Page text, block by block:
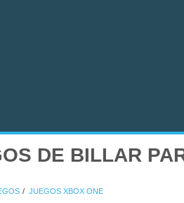
DE BILLAR
JUEGOS XBOX ONE